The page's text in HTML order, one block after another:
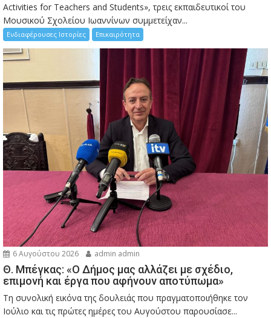
Activities for Teachers and Students», τρεις εκπαιδευτικοί του
Μουσικού Σχολείου Ιωαννίνων συμμετείχαν...
Ενδιαφέρουσες Ιστορίες Επικαιρότητα
6 Αυγούστου 2026 admin admin
Θ. Μπέγκας: «Ο Δήμος μας αλλάζει με σχέδιο,
επιμονή και έργα που αφήνουν αποτύπωμα»
Τη συνολική εικόνα της δουλειάς που πραγματοποιήθηκε τον
Ιούλιο και τις πρώτες ημέρες του Αυγούστου παρουσίασε...